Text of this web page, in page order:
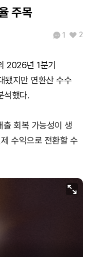
주목
1 2
2026년 1분기
됐지만 연환산 수수
석했다.
회복 가능성이 생
수익으로 전환할 수